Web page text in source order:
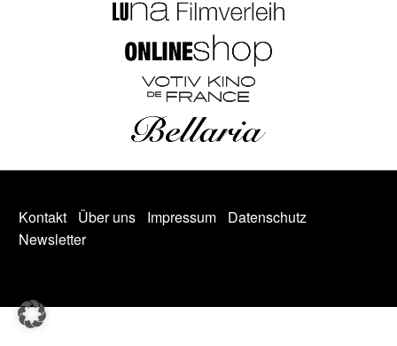
Kontakt Über uns Impressum
Datenschutz
Newsletter